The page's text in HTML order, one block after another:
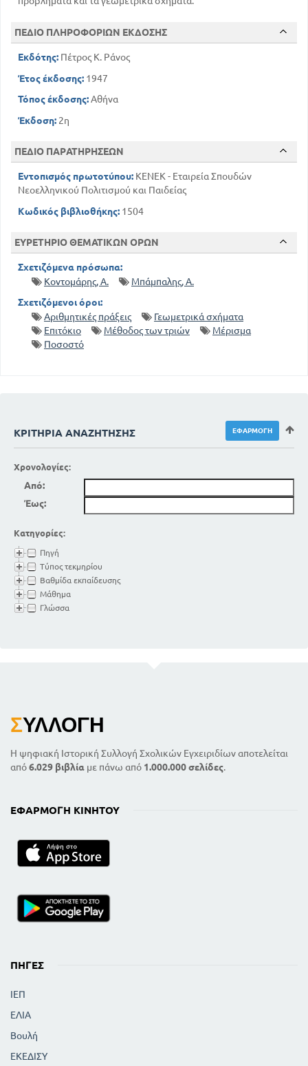
ΠΕΔΙΟ ΠΛΗΡΟΦΟΡΙΩΝ ΕΚΔΟΣΗΣ
Εκδότης: Πέτρος Κ. Ράνος
Έτος έκδοσης: 1947
Τόπος έκδοσης:Αθήνα
Έκδοση: 2η
ΠΕΔΙΟ ΠΑΡΑΤΗΡΗΣΕΩΝ
Εντοπισμός πρωτοτύπου: ΚΕΝΕΚ - Εταιρεία Σπουδών
Νεοελληνικού Πολιτισμού και Παιδείας
Κωδικός βιβλιοθήκης: 1504
ΕΥΡΕΤΗΡΙΟ ΘΕΜΑΤΙΚΩΝ ΟΡΩΝ
Σχετιζόμενα πρόσωπα:
Κοντομάρης, Α.
Μπάμπαλης, Α.
Σχετιζόμενοι όροι:
Αριθμητικές πράξεις
Γεωμετρικά σχήματα
Επιτόκιο
Μέθοδος των τριών
Μέρισμα
Ποσοστό
ΚΡΙΤΉΡΙΑ ΑΝΑΖΉΤΗΣΗΣ
Χρονολογίες:
Από:
Έως:
Κατηγορίες:
Πηγή
Τύπος τεκμηρίου
Βαθμίδα εκπαίδευσης
Μάθημα
Γλώσσα
ΣΥΛΛΟΓΉ
Η ψηφιακή Ιστορική Συλλογή Σχολικών Εγχειριδίων αποτελείται
από6.029 βιβλία με πάνω από 1.000.000 σελίδες.
ΕΦΑΡΜΟΓΉ ΚΙΝΗΤΟΎ
ΠΗΓΈΣ
ΙΕΠ
ΕΛΙΑ
Βουλή
ΕΚΕΔΙΣΥ